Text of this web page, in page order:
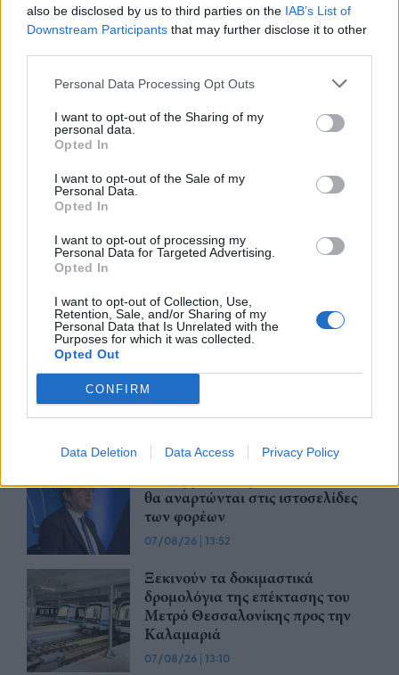
also be disclosed by us to third parties on the IAB’s List of
Downstream Participants that may further disclose it to other
Personal Data Processing Opt Outs
I want to opt-out of the Sharing of my
personal data.
Opted In
I want to opt-out of the Sale of my
Personal Data.
Opted In
I want to opt-out of processing my
Personal Data for Targeted Advertising.
Opted In
I want to opt-out of Collection, Use,
Retention, Sale, and/or Sharing of my
Personal Data that Is Unrelated with the
Purposes for which it was collected.
Opted Out
CONFIRM
Data Deletion Data Access Privacy Policy
Περισσότερα από το
Ταχιάος: Ξεκινούν από απόψε τα
δοκιμαστικά δρομολόγια της
Καλαμαριά
τον Τουρισμό: Οι αλλαγές που
εισάγει η νέα ΚΥΑ
Υπεγράφη η σύμβαση για τα
νέου Διεθνούς Αερολιμένα
Ηρακλείου Κρήτης στο Καστέλλι
07/08/26|15:16
Δημόσιο: Άκυρες από 1η
θα αναρτώνται στις ιστοσελίδες
των φορέων
07/08/26 | 13:52
Ξεκινούν τα δοκιμαστικά
δρομολόγια της επέκτασης του
Μετρό Θεσσαλονίκης προς την
Καλαμαριά
07/08/26 | 13:10